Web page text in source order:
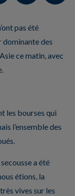
pas été
dominante des
ce matin, avec
les bourses qui
l’ensemble des
a été
étions, la
vives sur les